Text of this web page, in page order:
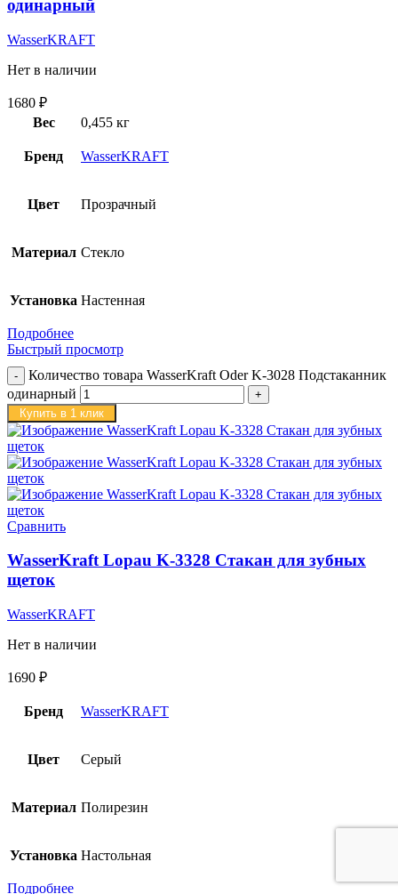
одинарный
WasserKRAFT
Нет в наличии
1680 ₽
Вес
0,455 кг
Бренд WasserKRAFT
Цвет Прозрачный
Материал Стекло
Установка Настенная
Подробнее
Быстрый просмотр
Количество товара WasserKraft Oder K-3028 Подстаканник
одинарный
Купить в 1 клик
Сравнить
WasserKraft Lopau K-3328 Стакан для зубных
щеток
WasserKRAFT
Нет в наличии
1690 ₽
Бренд WasserKRAFT
Цвет Серый
Материал Полирезин
Установка Настольная
Подробнее